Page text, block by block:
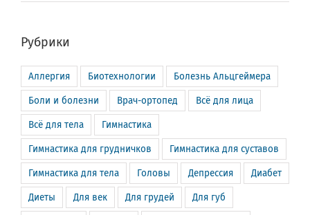
Рубрики
Аллергия Биотехнологии Болезнь Альцгеймера
Боли и болезни Врач-ортопед Всё для лица
Всё для тела Гимнастика
Гимнастика для грудничков Гимнастика для суставов
Гимнастика для тела Головы Депрессия Диабет
Диеты Для век Для грудей Для губ